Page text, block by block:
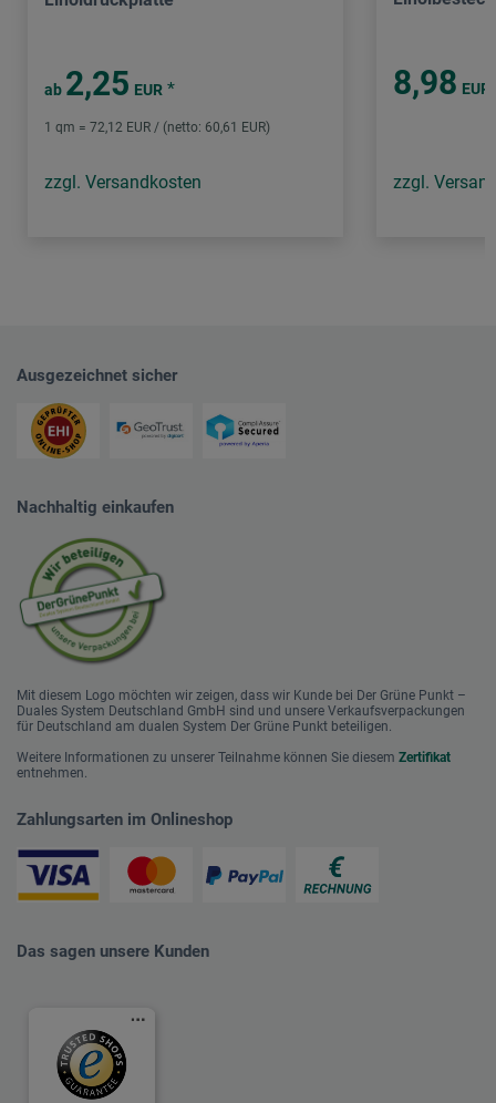
ab 2,25 EUR *
1 qm = 72,12 EUR / (netto: 60,61 EUR)
zzgl. Versandkosten
8,98 EUR
zzgl.
Ausgezeichnet sicher
Nachhaltig einkaufen
Mit diesem Logo möchten wir zeigen, dass wir Kunde bei Der Grüne Punkt –
Duales System Deutschland GmbH sind und unsere Verkaufsverpackungen
für Deutschland am dualen System Der Grüne Punkt beteiligen.
Weitere Informationen zu unserer Teilnahme können Sie diesem Zertifikat
entnehmen.
Zahlungsarten im Onlineshop
Das sagen unsere Kunden